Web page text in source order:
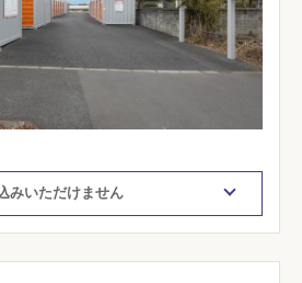
みいただけません